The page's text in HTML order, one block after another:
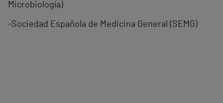
Microbiología)
-Sociedad Española de Medicina General (SEMG)